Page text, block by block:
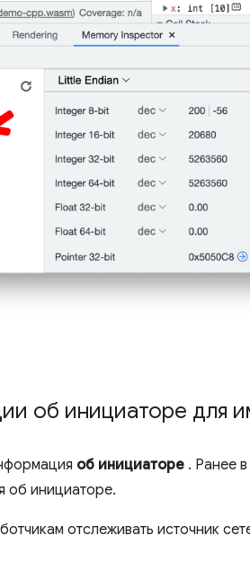
об инициаторе для
об инициаторе . Ранее
об инициаторе.
отслеживать источник